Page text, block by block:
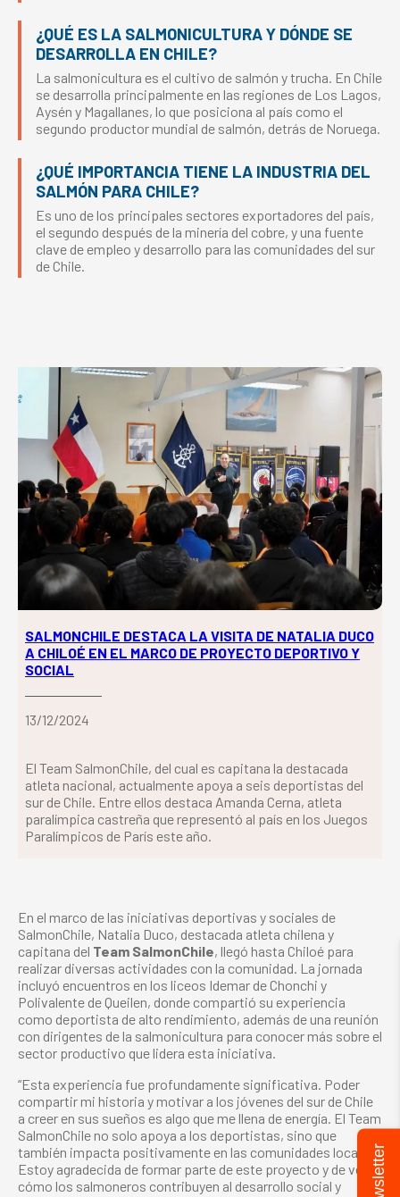
¿QUÉ ES LA SALMONICULTURA Y DÓNDE SE
DESARROLLA EN CHILE?
La salmonicultura es el cultivo de salmón y trucha. En Chile
se desarrolla principalmente en las regiones de Los Lagos,
Aysén y Magallanes, lo que posiciona al país como el
segundo productor mundial de salmón, detrás de Noruega.
¿QUÉ IMPORTANCIA TIENE LA INDUSTRIA DEL
SALMÓN PARA CHILE?
Es uno de los principales sectores exportadores del país,
el segundo después de la minería del cobre, y una fuente
clave de empleo y desarrollo para las comunidades del sur
de Chile.
SALMONCHILE DESTACA LA VISITA DE NATALIA DUCO
A CHILOÉ EN EL MARCO DE PROYECTO DEPORTIVO Y
SOCIAL
13/12/2024
El Team SalmonChile, del cual es capitana la destacada
atleta nacional, actualmente apoya a seis deportistas del
sur de Chile. Entre ellos destaca Amanda Cerna, atleta
paralímpica castreña que representó al país en los Juegos
Paralímpicos de París este año.
En el marco de las iniciativas deportivas y sociales de
SalmonChile, Natalia Duco, destacada atleta chilena y
capitana del Team SalmonChile, llegó hasta Chiloé para
realizar diversas actividades con la comunidad. La jornada
incluyó encuentros en los liceos Idemar de Chonchi y
Polivalente de Queilen, donde compartió su experiencia
como deportista de alto rendimiento, además de una reunión
con dirigentes de la salmonicultura para conocer más sobre el
sector productivo que lidera esta iniciativa.
“Esta experiencia fue profundamente significativa. Poder
compartir mi historia y motivar a los jóvenes del sur de Chile
a creer en sus sueños es algo que me llena de energía. El Team
SalmonChile no solo apoya a los deportistas, sino que
también impacta positivamente en las comunidades locales.
Estoy agradecida de formar parte de este proyecto y de ver
cómo los salmoneros contribuyen al desarrollo social y
Newsletter